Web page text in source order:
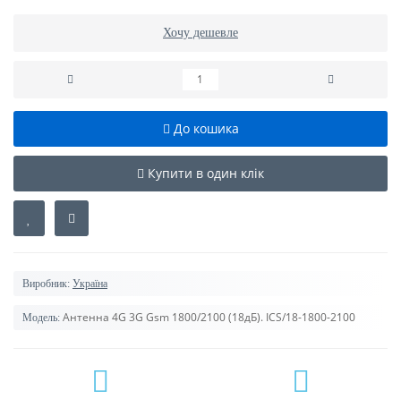
Хочу дешевле
До кошика
Купити в один клік
Виробник: Україна
Модель: Антенна 4G 3G Gsm 1800/2100 (18дБ). ICS/18-1800-2100